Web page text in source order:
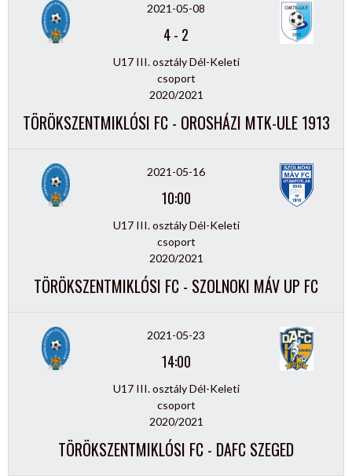
2021-05-08
4- 2
U17 III. osztály Dél-Keleti
csoport
2020/2021
TÖRÖKSZENTMIKLÓSI FC - OROSHÁZI MTK-ULE 1913
2021-05-16
10:00
U17 III. osztály Dél-Keleti
csoport
2020/2021
TÖRÖKSZENTMIKLÓSI FC - SZOLNOKI MÁV UP FC
2021-05-23
14:00
U17 III. osztály Dél-Keleti
csoport
2020/2021
TÖRÖKSZENTMIKLÓSI FC - DAFC SZEGED